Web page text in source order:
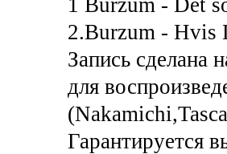
2.Burzum - Hvis
Запись сделана
для
Гарантируется